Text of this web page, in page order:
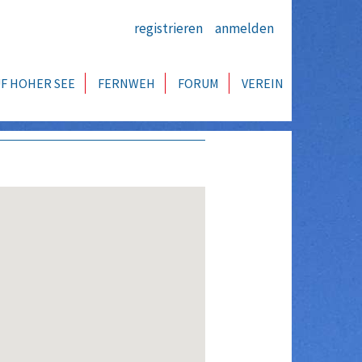
registrieren anmelden
HOHER SEE FERNWEH FORUM VEREIN